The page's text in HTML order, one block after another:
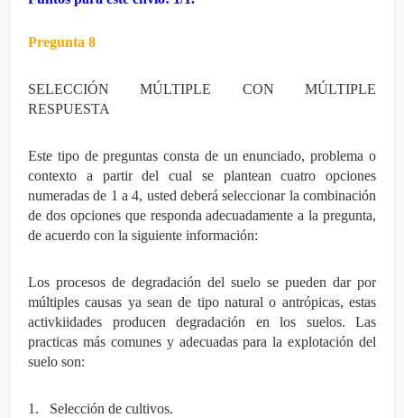
Pregunta 8
SELECCIÓN MÚLTIPLE CON MÚLTIPLE
RESPUESTA
Este tipo de preguntas consta de un enunciado, problema o
contexto a partir del cual se plantean cuatro opciones
numeradas de 1 a 4, usted deberá seleccionar la combinación
de dos opciones que responda adecuadamente a la pregunta,
de acuerdo con la siguiente información:
Los procesos de degradación del suelo se pueden dar por
múltiples causas ya sean de tipo natural o antrópicas, estas
activkiidades producen degradación en los suelos. Las
practicas más comunes y adecuadas para la explotación del
suelo son:
1. Selección de cultivos.